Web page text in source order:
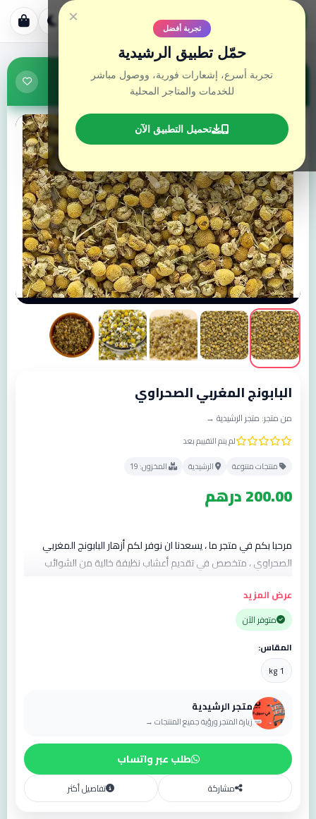
×
تجربة أفضل
حمّل تطبيق الرشيدية
تجربة أسرع، إشعارات فورية، ووصول مباشر
للخدمات والمتاجر المحلية
تحميل التطبيق الآن
البابونج المغربي الصحراوي
من متجر: متجر الرشيدية
البابونج المغربي الصحراوي
من متجر: متجر الرشيدية →
لم يتم التقييم بعد
منتجات متنوعة
الرشيدية المخزون: 19
200.00 درهم
مرحبا بكم في متجر ما ، يسعدنا ان نوفر لكم أزهار البابونج المغربي
الصحراوي ، متخصص في تقديم أعشاب نظيفة خالية من الشوائب
عرض المزيد
متوفر الآن
المقاس:
1 kg
متجر الرشيدية
زيارة المتجر ورؤية جميع المنتجات →
طلب عبر واتساب
مشاركة تفاصيل أكثر